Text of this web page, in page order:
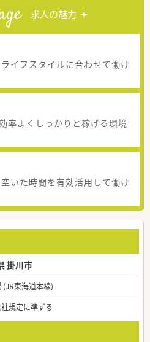
求人の魅力
イフスタイルに合わせて働け
率よくしっかりと稼げる環境
いた時間を有効活用して働け
掛川市
(JR東海道本線)
規定に準ずる